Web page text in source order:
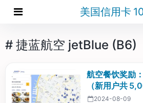
美国信用卡
# 捷蓝航空 jetBlue (B6)
航空餐饮奖励
（新用户共
2024-08-09